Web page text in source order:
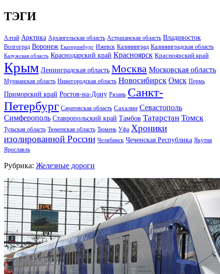
ТЭГИ
Алтай Арктика Архангельская область Астраханская область Владивосток
Волгоград Воронеж Екатеринбург Ижевск Калининград Калининградская область
Калужская область Краснодарский край Красноярск Красноярский край
Крым Ленинградская область Москва Московская область
Мурманская область Нижегородская область Новосибирск Омск Пермь
Приморский край Ростов-на-Дону Рязань Санкт-
Петербург Саратовская область Сахалин Севастополь
Симферополь Ставропольский край Тамбов Татарстан Томск
Тульская область Тюменская область Тюмень Уфа Хроники
изолированной России Челябинск Чеченская Республика Якутия
Ярославль
Рубрика: Железные дороги